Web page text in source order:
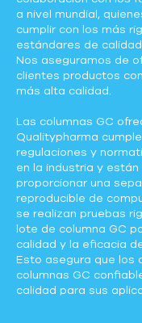
a nivel mundial,
cumplir con los más
estándares de
Nos aseguramos de
clientes productos
más alta calidad.
Las columnas GC
Qualitypharma
regulaciones y
en la industria y
proporcionar una
reproducible de
se realizan pruebas
lote de columna GC
calidad y la eficacia
Esto asegura que los
columnas GC
calidad para sus